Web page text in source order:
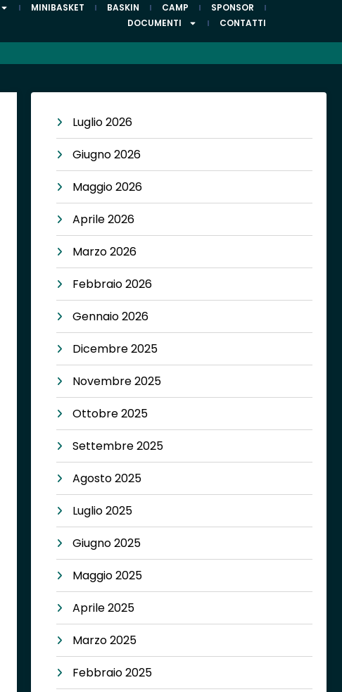
MINIBASKET BASKIN CAMP
SPONSOR
DOCUMENTI
CONTATTI
Luglio 2026
Giugno 2026
Maggio 2026
Aprile 2026
Marzo 2026
Febbraio 2026
Gennaio 2026
Dicembre 2025
Novembre 2025
Ottobre 2025
Settembre 2025
Agosto 2025
Luglio 2025
Giugno 2025
Maggio 2025
Aprile 2025
Marzo 2025
Febbraio 2025